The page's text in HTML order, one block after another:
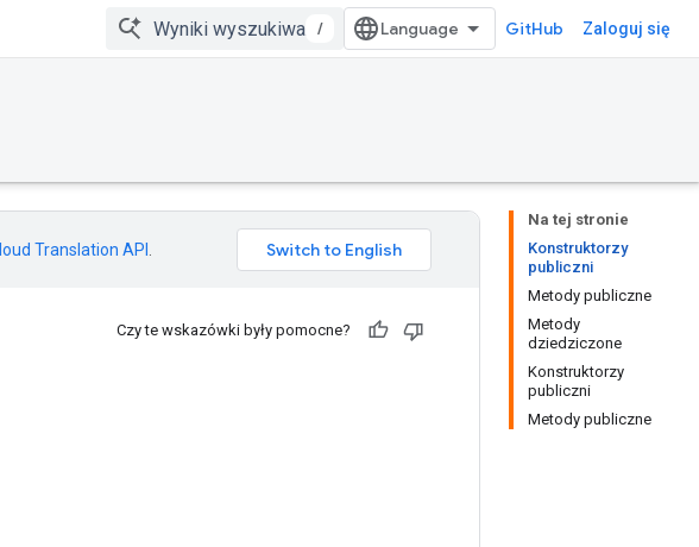
/ GitHub Zaloguj się
Na tej stronie
Konstruktorzy
publiczni
Metody publiczne
Metody
dziedziczone
Konstruktorzy
publiczni
Metody publiczne
Translation API
Czy te wskazówki były pomocne?